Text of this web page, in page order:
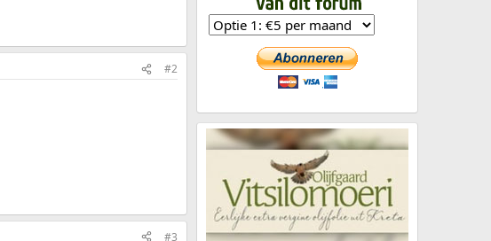
#2
#3